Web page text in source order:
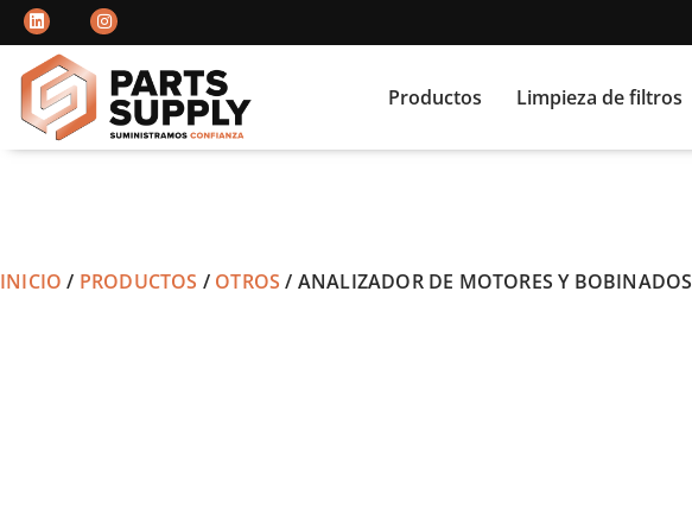
Productos Limpieza de filtros
INICIO / PRODUCTOS / OTROS / ANALIZADOR DE MOTORES Y BOBINADOS